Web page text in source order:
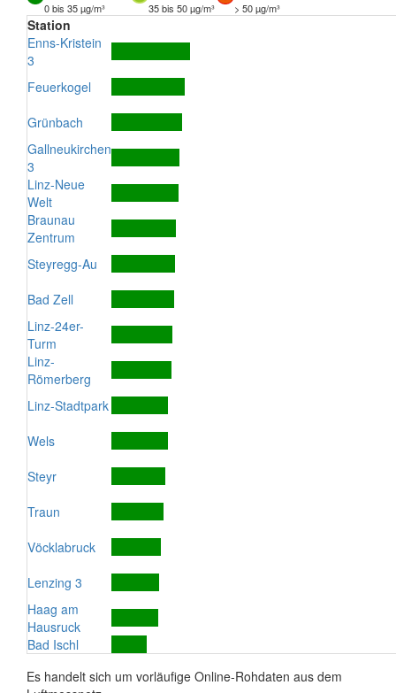
0 bis 35 µg/m³
35 bis 50 µg/m³ > 50 µg/m³
Station
Enns-Kristein
3
Feuerkogel
Grünbach
Gallneukirchen
3
Linz-Neue
Welt
Braunau
Zentrum
Steyregg-Au
Bad Zell
Linz-24er-
Turm
Linz-
Römerberg
Linz-Stadtpark
Wels
Steyr
Traun
Vöcklabruck
Lenzing 3
Haag am
Hausruck
Bad Ischl
Es handelt sich um vorläufige Online-Rohdaten aus dem